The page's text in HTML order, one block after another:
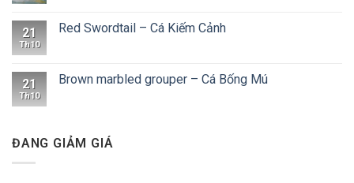
21
Th10
Red Swordtail – Cá Kiếm Cảnh
21
Th10
Brown marbled grouper – Cá Bống Mú
ĐANG GIẢM GIÁ